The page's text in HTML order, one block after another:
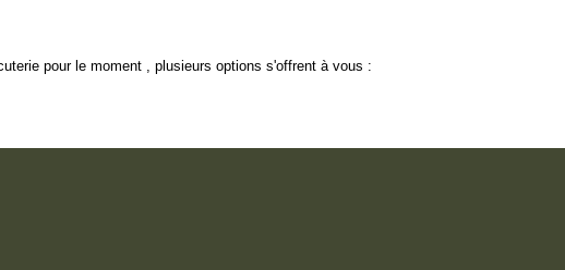
pour le moment , plusieurs options s'offrent à vous :